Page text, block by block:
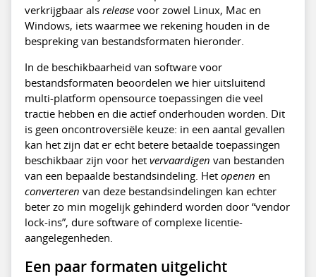
verkrijgbaar als releasevoor zowel Linux, Mac en
Windows, iets waarmee we rekening houden in de
bespreking van bestandsformaten hieronder.
In de beschikbaarheid van software voor
bestandsformaten beoordelen we hier uitsluitend
multi-platform opensource toepassingen die veel
tractie hebben en die actief onderhouden worden. Dit
is geen oncontroversiële keuze: in een aantal gevallen
kan het zijn dat er echt betere betaalde toepassingen
beschikbaar zijn voor het vervaardigen van bestanden
van een bepaalde bestandsindeling. Het openen en
converteren van deze bestandsindelingen kan echter
beter zo min mogelijk gehinderd worden door “vendor
lock-ins”, dure software of complexe licentie-
aangelegenheden.
Een paar formaten uitgelicht